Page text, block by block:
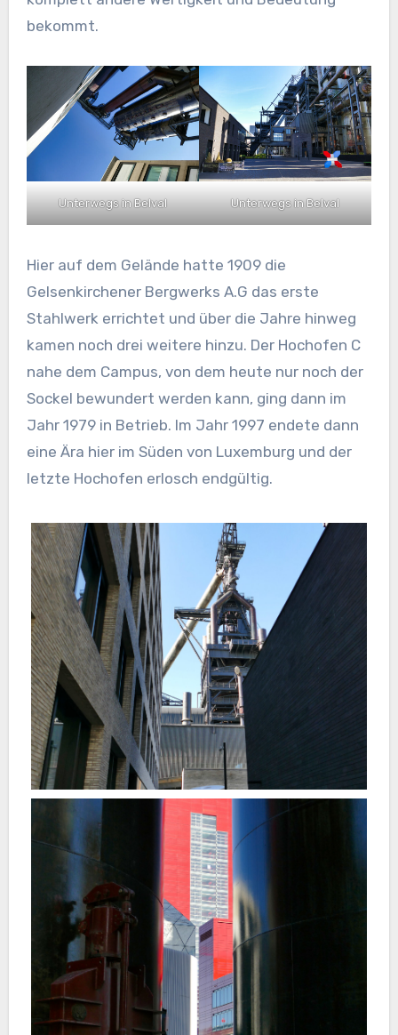
bekommt.
Unterwegs in Belval Unterwegs in Belval
Hier auf dem Gelände hatte 1909 die
Gelsenkirchener Bergwerks A.G das erste
Stahlwerk errichtet und über die Jahre hinweg
kamen noch drei weitere hinzu. Der Hochofen C
nahe dem Campus, von dem heute nur noch der
Sockel bewundert werden kann, ging dann im
Jahr 1979 in Betrieb. Im Jahr 1997 endete dann
eine Ära hier im Süden von Luxemburg und der
letzte Hochofen erlosch endgültig.